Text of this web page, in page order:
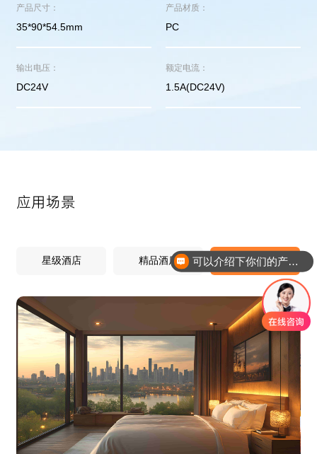
产品尺寸：
35*90*54.5mm
产品材质：
PC
输出电压：
DC24V
额定电流：
1.5A(DC24V)
应用场景
星级酒店 精品酒店 舒适酒店 可以介绍下你们的产品么？